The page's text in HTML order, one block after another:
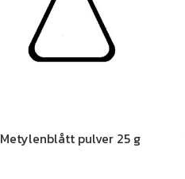
Metylenblått pulver 25 g